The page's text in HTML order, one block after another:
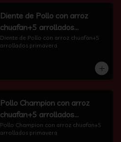
Diente de Pollo con arroz
chuafan+5 arrollados
primavera
Diente de Pollo con arroz chuafan+5
arrollados primavera
Pollo Champion con arroz
chuafan+5 arrollados
primavera
Pollo Champion con arroz chuafan+5
arrollados primavera